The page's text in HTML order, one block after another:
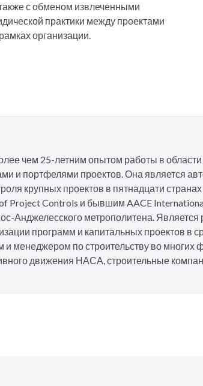
с обменом извлеченными
практики между проектами
организации.
чем 25-летним опытом работы в
и портфелями проектов. Она является
крупных проектов в пятнадцати
Project Controls и бывшим AACE
Анджелесского метрополитена. Является
программ и капитальных проектов в
менеджером по строительству во
движения НАСА, строительные